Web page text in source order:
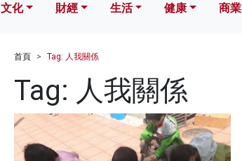
文化 財經 生活 健康 商業
首頁 Tag: 人我關係
Tag: 人我關係